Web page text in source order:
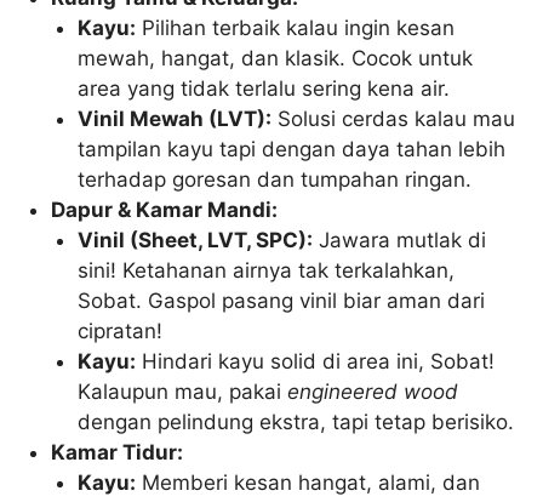
Kayu: Pilihan terbaik kalau ingin kesan
mewah, hangat, dan klasik. Cocok untuk
area yang tidak terlalu sering kena air.
Vinil Mewah (LVT): Solusi cerdas kalau mau
tampilan kayu tapi dengan daya tahan lebih
terhadap goresan dan tumpahan ringan.
Dapur & Kamar Mandi:
Vinil (Sheet, LVT, SPC): Jawara mutlak di
sini! Ketahanan airnya tak terkalahkan,
Sobat. Gaspol pasang vinil biar aman dari
cipratan!
Kayu: Hindari kayu solid di area ini, Sobat!
Kalaupun mau, pakaiengineered wood
dengan pelindung ekstra, tapi tetap berisiko.
Kamar Tidur:
Kayu: Memberi kesan hangat, alami, dan